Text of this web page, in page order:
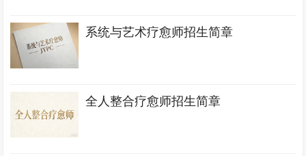
系统与艺术疗愈师招生简章
全人整合疗愈师招生简章